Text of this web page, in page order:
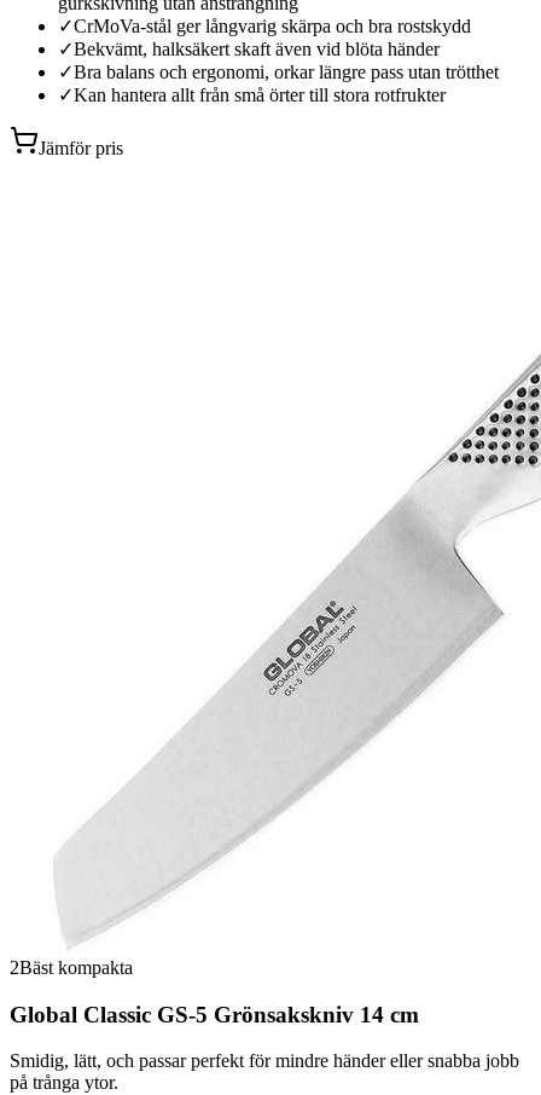
✓CrMoVa-stål ger långvarig skärpa och bra rostskydd
✓Bekvämt, halksäkert skaft även vid blöta händer
✓Bra balans och ergonomi, orkar längre pass utan trötthet
✓Kan hantera allt från små örter till stora rotfrukter
Jämför pris
2Bäst kompakta
Global Classic GS-5 Grönsakskniv 14 cm
Smidig, lätt, och passar perfekt för mindre händer eller snabba jobb
på trånga ytor.